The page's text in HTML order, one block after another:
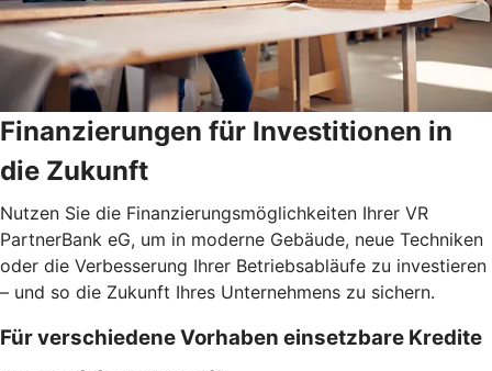
Finanzierungen für Investitionen in
die Zukunft
Nutzen Sie die Finanzierungsmöglichkeiten Ihrer VR
PartnerBank eG, um in moderne Gebäude, neue Techniken
oder die Verbesserung Ihrer Betriebsabläufe zu investieren
– und so die Zukunft Ihres Unternehmens zu sichern.
Für verschiedene Vorhaben einsetzbare Kredite